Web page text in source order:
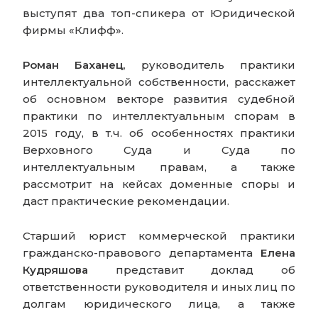
выступят два топ-спикера от Юридической
фирмы «Клифф».
Роман Баханец, руководитель практики
интеллектуальной собственности, расскажет
об основном векторе развития судебной
практики по интеллектуальным спорам в
2015 году, в т.ч. об особенностях практики
Верховного Суда и Суда по
интеллектуальным правам, а также
рассмотрит на кейсах доменные споры и
даст практические рекомендации.
Старший юрист коммерческой практики
гражданско-правового департамента Елена
Кудряшова представит доклад об
ответственности руководителя и иных лиц по
долгам юридического лица, а также